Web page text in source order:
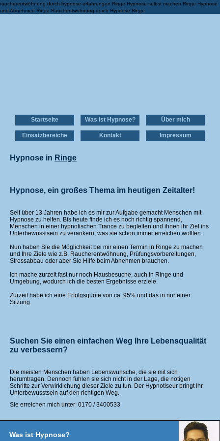
raucherentwöhnung durch hypnose erfahrungen Ringe Hypnose selbst machen Ringe Hypnose
und Abnehmen Ringe Rauchentwöhnung durch Hypnose Ringe
Startseite Was ist Hypnose? Über mich
Einsatzbereiche Kontakt Impressum
Hypnose in Ringe
Hypnose, ein großes Thema im heutigen Zeitalter!
Seit über 13 Jahren habe ich es mir zur Aufgabe gemacht Menschen mit
Hypnose zu helfen. Bis heute finde ich es noch richtig spannend,
Menschen in einer hypnotischen Trance zu begleiten und ihnen ihr Ziel ins
Unterbewusstsein zu verankern, was sie schon immer erreichen wollten.
Nun haben Sie die Möglichkeit bei mir einen Termin in Ringe zu machen
und Ihre Ziele wie z.B. Raucherentwöhnung, Prüfungsvorbereitungen,
Stressabbau oder aber Sie Hilfe beim Abnehmen brauchen.
Ich mache zurzeit fast nur noch Hausbesuche, auch in Ringe und
Umgebung, wodurch ich die besten Ergebnisse erziele.
Zurzeit habe ich eine Erfolgsquote von ca. 95% und das in nur einer
Sitzung.
Suchen Sie einen einfachen Weg Ihre Lebensqualität
zu verbessern?
Die meisten Menschen haben Lebenswünsche, die sie mit sich
herumtragen. Dennoch fühlen sie sich nicht in der Lage, die nötigen
Schritte zur Verwirklichung dieser Ziele zu tun. Der Hypnotiseur bringt Ihr
Unterbewusstsein auf den richtigen Weg.
Sie erreichen mich unter: 0170 / 3400533
Was ist Hypnose?